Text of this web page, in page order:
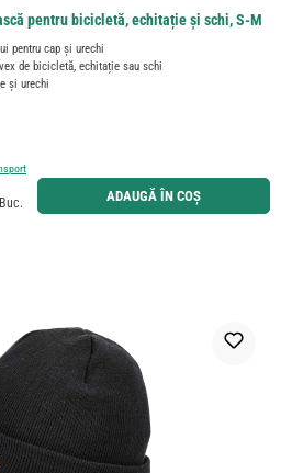
pentru bicicletă, echitație și schi, S-M
pentru cap și urechi
de bicicletă, echitație sau schi
și urechi
dorită sau utilizați butoanele pentru a mări sau micșora
Buc. ADAUGĂ ÎN COȘ